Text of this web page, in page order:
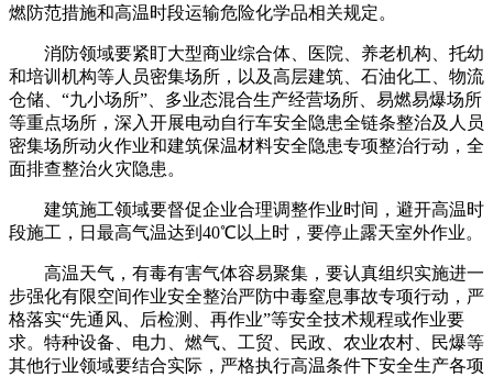
燃防范措施和高温时段运输危险化学品相关规定。
消防领域要紧盯大型商业综合体、医院、养老机构、托幼
和培训机构等人员密集场所，以及高层建筑、石油化工、物流
仓储、“九小场所”、多业态混合生产经营场所、易燃易爆场所
等重点场所，深入开展电动自行车安全隐患全链条整治及人员
密集场所动火作业和建筑保温材料安全隐患专项整治行动，全
面排查整治火灾隐患。
建筑施工领域要督促企业合理调整作业时间，避开高温时
段施工，日最高气温达到40℃以上时，要停止露天室外作业。
高温天气，有毒有害气体容易聚集，要认真组织实施进一
步强化有限空间作业安全整治严防中毒窒息事故专项行动，严
格落实“先通风、后检测、再作业”等安全技术规程或作业要
求。特种设备、电力、燃气、工贸、民政、农业农村、民爆等
其他行业领域要结合实际，严格执行高温条件下安全生产各项